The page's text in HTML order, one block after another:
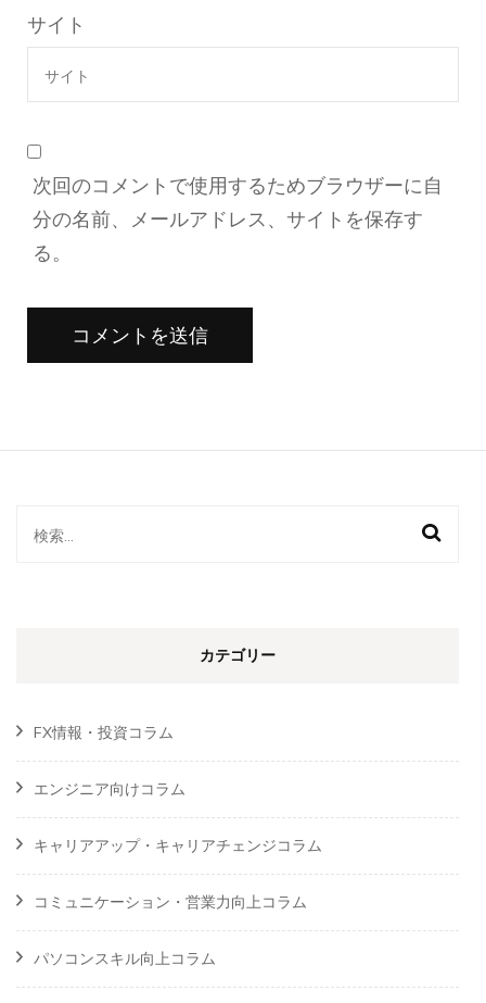
サイト
次回のコメントで使用するためブラウザーに自
分の名前、メールアドレス、サイトを保存す
る。
検
カテゴリー
FX情報・投資コラム
エンジニア向けコラム
キャリアアップ・キャリアチェンジコラム
コミュニケーション・営業力向上コラム
パソコンスキル向上コラム